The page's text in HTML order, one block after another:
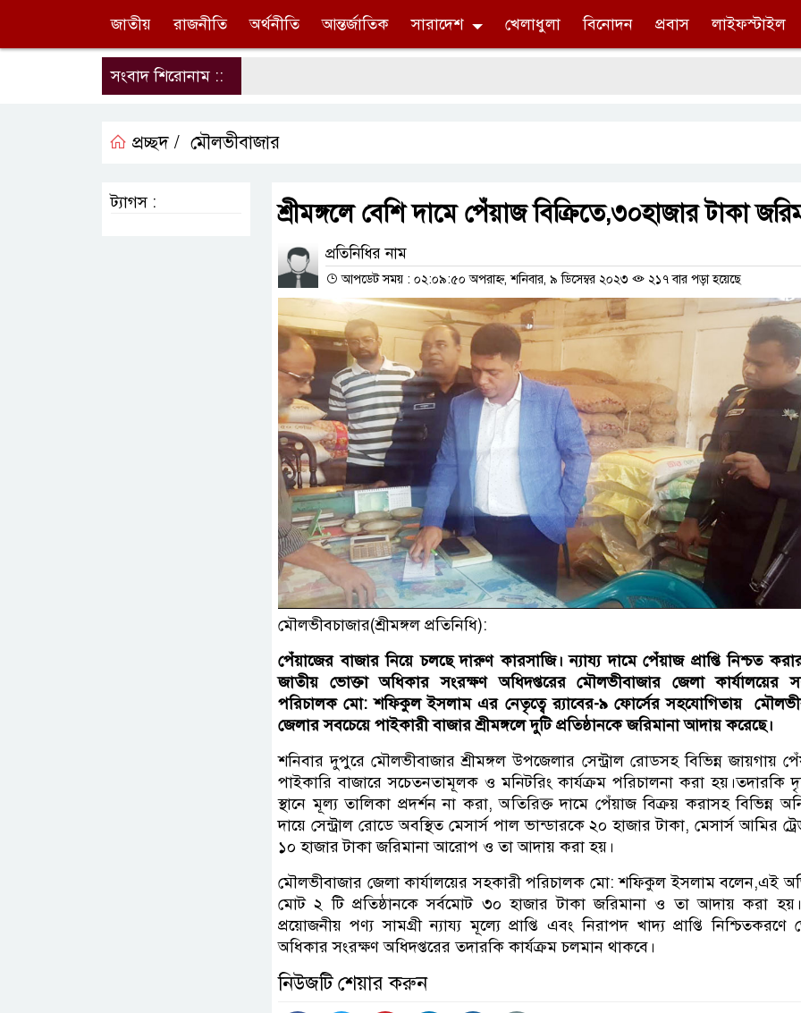
জাতীয় রাজনীতি অর্থনীতি আন্তর্জাতিক সারাদেশ খেলাধুলা বিনোদন প্রবাস লাইফস্টাইল
সংবাদ শিরোনাম ::
প্রচ্ছদ / মৌলভীবাজার
শ্রীমঙ্গলে বেশি দামে পেঁয়াজ বিক্রিতে,৩০হাজার টাকা
প্রতিনিধির নাম
আপডেট সময় : ০২:০৯:৫০ অপরাহ্ন, শনিবার, ৯ ডিসেম্বর ২০২৩ ২১৭ বার পড়া হয়েছে
মৌলভীবচাজার(শ্রীমঙ্গল প্রতিনিধি):
পেঁয়াজের বাজার নিয়ে চলছে দারুণ কারসাজি। ন্যায্য দামে পেঁয়াজ প্রাপ্তি নিশ্চত
জাতীয় ভোক্তা অধিকার সংরক্ষণ অধিদপ্তরের মৌলভীবাজার জেলা কার্যালয়ের
পরিচালক মো: শফিকুল ইসলাম এর নেতৃত্বে র‍্যাবের-৯ ফোর্সের সহযোগিতায়
জেলার সবচেয়ে পাইকারী বাজার শ্রীমঙ্গলে দুটি প্রতিষ্ঠানকে জরিমানা আদায় করেছে।
শনিবার দুপুরে মৌলভীবাজার শ্রীমঙ্গল উপজেলার সেন্ট্রাল রোডসহ বিভিন্ন জায়গায়
পাইকারি বাজারে সচেতনতামূলক ও মনিটরিং কার্যক্রম পরিচালনা করা হয়।তদারকি
স্থানে মূল্য তালিকা প্রদর্শন না করা, অতিরিক্ত দামে পেঁয়াজ বিক্রয় করাসহ বিভিন্ন
দায়ে সেন্ট্রাল রোডে অবস্থিত মেসার্স পাল ভান্ডারকে ২০ হাজার টাকা, মেসার্স আমির
১০ হাজার টাকা জরিমানা আরোপ ও তা আদায় করা হয়।
মৌলভীবাজার জেলা কার্যালয়ের সহকারী পরিচালক মো: শফিকুল ইসলাম বলেন,এই
মোট ২ টি প্রতিষ্ঠানকে সর্বমোট ৩০ হাজার টাকা জরিমানা ও তা আদায় করা
প্রয়োজনীয় পণ্য সামগ্রী ন্যায্য মূল্যে প্রাপ্তি এবং নিরাপদ খাদ্য প্রাপ্তি নিশ্চিতকরণে
অধিকার সংরক্ষণ অধিদপ্তরের তদারকি কার্যক্রম চলমান থাকবে।
নিউজটি শেয়ার করুন
ট্যাগস :